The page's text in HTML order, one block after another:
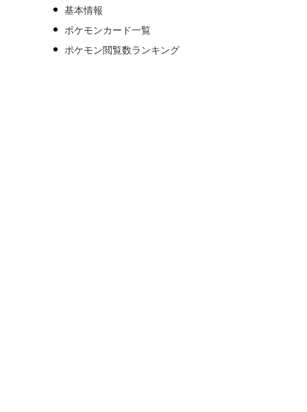
基本情報
ポケモンカード一覧
ポケモン閲覧数ランキング